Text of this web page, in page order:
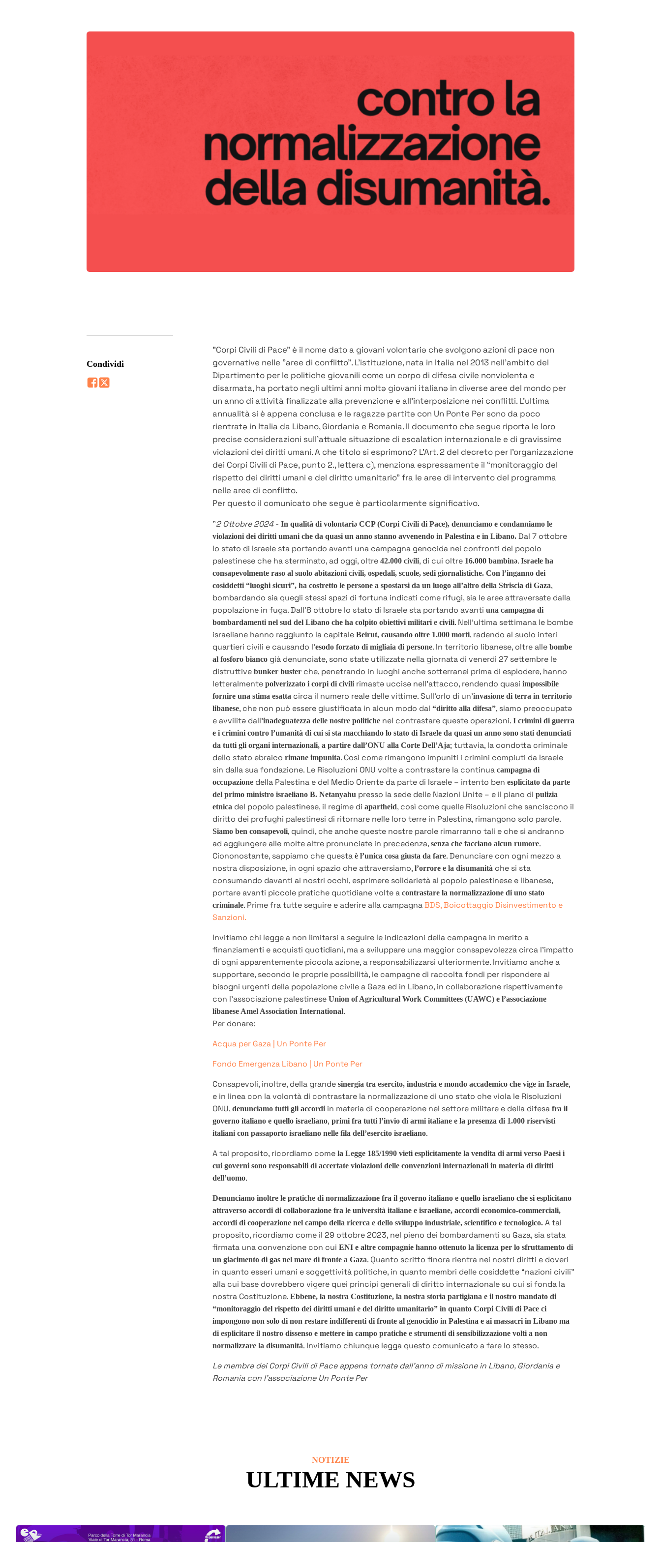
Condividi
"Corpi Civili di Pace" è il nome dato a giovani volontariə che svolgono azioni di pace non
governative nelle "aree di conflitto". L'istituzione, nata in Italia nel 2013 nell'ambito del
Dipartimento per le politiche giovanili come un corpo di difesa civile nonviolenta e
disarmata, ha portato negli ultimi anni moltə giovani italianə in diverse aree del mondo per
un anno di attività finalizzate alla prevenzione e all'interposizione nei conflitti. L'ultima
annualità si è appena conclusa e lə ragazzə partitə con Un Ponte Per sono da poco
rientratə in Italia da Libano, Giordania e Romania. Il documento che segue riporta le loro
precise considerazioni sull'attuale situazione di escalation internazionale e di gravissime
violazioni dei diritti umani. A che titolo si esprimono? L’Art. 2 del decreto per l’organizzazione
dei Corpi Civili di Pace, punto 2., lettera c), menziona espressamente il “monitoraggio del
rispetto dei diritti umani e del diritto umanitario” fra le aree di intervento del programma
nelle aree di conflitto.
Per questo il comunicato che segue è particolarmente significativo.
"2 Ottobre 2024- In qualità di volontariə CCP (Corpi Civili di Pace), denunciamo e condanniamo le
violazioni dei diritti umani che da quasi un anno stanno avvenendo in Palestina e in Libano. Dal 7 ottobre
lo stato di Israele sta portando avanti una campagna genocida nei confronti del popolo
palestinese che ha sterminato, ad oggi, oltre 42.000 civili, di cui oltre 16.000 bambinə. Israele ha
consapevolmente raso al suolo abitazioni civili, ospedali, scuole, sedi giornalistiche. Con l’inganno dei
cosiddetti “luoghi sicuri”, ha costretto le persone a spostarsi da un luogo all’altro della Striscia di Gaza,
bombardando sia quegli stessi spazi di fortuna indicati come rifugi, sia le aree attraversate dalla
popolazione in fuga. Dall’8 ottobre lo stato di Israele sta portando avanti una campagna di
bombardamenti nel sud del Libano che ha colpito obiettivi militari e civili. Nell’ultima settimana le bombe
israeliane hanno raggiunto la capitale Beirut, causando oltre 1.000 morti, radendo al suolo interi
quartieri civili e causando l’esodo forzato di migliaia di persone. In territorio libanese, oltre alle bombe
al fosforo bianco già denunciate, sono state utilizzate nella giornata di venerdì 27 settembre le
distruttive bunker buster che, penetrando in luoghi anche sotterranei prima di esplodere, hanno
letteralmente polverizzato i corpi di civili rimastə uccisə nell’attacco, rendendo quasi impossibile
fornire una stima esatta circa il numero reale delle vittime. Sull’orlo di un’invasione di terra in territorio
libanese, che non può essere giustificata in alcun modo dal “diritto alla difesa”, siamo preoccupatə
e avvilitə dall’inadeguatezza delle nostre politiche nel contrastare queste operazioni. I crimini di guerra
e i crimini contro l’umanità di cui si sta macchiando lo stato di Israele da quasi un anno sono stati denunciati
da tutti gli organi internazionali, a partire dall’ONU alla Corte Dell’Aja; tuttavia, la condotta criminale
dello stato ebraico rimane impunita. Così come rimangono impuniti i crimini compiuti da Israele
sin dalla sua fondazione. Le Risoluzioni ONU volte a contrastare la continua campagna di
occupazione della Palestina e del Medio Oriente da parte di Israele – intento ben esplicitato da parte
del primo ministro israeliano B. Netanyahu presso la sede delle Nazioni Unite – e il piano di pulizia
etnica del popolo palestinese, il regime di apartheid, così come quelle Risoluzioni che sanciscono il
diritto dei profughi palestinesi di ritornare nelle loro terre in Palestina, rimangono solo parole.
Siamo ben consapevoli, quindi, che anche queste nostre parole rimarranno tali e che si andranno
ad aggiungere alle molte altre pronunciate in precedenza, senza che facciano alcun rumore.
Ciononostante, sappiamo che questa è l’unica cosa giusta da fare. Denunciare con ogni mezzo a
nostra disposizione, in ogni spazio che attraversiamo, l’orrore e la disumanità che si sta
consumando davanti ai nostri occhi, esprimere solidarietà al popolo palestinese e libanese,
portare avanti piccole pratiche quotidiane volte a contrastare la normalizzazione di uno stato
criminale. Prime fra tutte seguire e aderire alla campagnaBDS, Boicottaggio Disinvestimento e
Sanzioni.
Invitiamo chi legge a non limitarsi a seguire le indicazioni della campagna in merito a
finanziamenti e acquisti quotidiani, ma a sviluppare una maggior consapevolezza circa l’impatto
di ogni apparentemente piccola azione, a responsabilizzarsi ulteriormente. Invitiamo anche a
supportare, secondo le proprie possibilità, le campagne di raccolta fondi per rispondere ai
bisogni urgenti della popolazione civile a Gaza ed in Libano, in collaborazione rispettivamente
con l’associazione palestinese Union of Agricultural Work Committees (UAWC) e l’associazione
libanese Amel Association International.
Per donare:
Acqua per Gaza | Un Ponte Per
Fondo Emergenza Libano | Un Ponte Per
Consapevoli, inoltre, della grande sinergia tra esercito, industria e mondo accademico che vige in Israele,
e in linea con la volontà di contrastare la normalizzazione di uno stato che viola le Risoluzioni
ONU, denunciamo tutti gli accordi in materia di cooperazione nel settore militare e della difesa fra il
governo italiano e quello israeliano, primi fra tutti l’invio di armi italiane e la presenza di 1.000 riservisti
italiani con passaporto israeliano nelle fila dell’esercito israeliano.
A tal proposito, ricordiamo come la Legge 185/1990 vieti esplicitamente la vendita di armi verso Paesi i
cui governi sono responsabili di accertate violazioni delle convenzioni internazionali in materia di diritti
dell’uomo.
Denunciamo inoltre le pratiche di normalizzazione fra il governo italiano e quello israeliano che si esplicitano
attraverso accordi di collaborazione fra le università italiane e israeliane, accordi economico-commerciali,
accordi di cooperazione nel campo della ricerca e dello sviluppo industriale, scientifico e tecnologico. A tal
proposito, ricordiamo come il 29 ottobre 2023, nel pieno dei bombardamenti su Gaza, sia stata
firmata una convenzione con cui ENI e altre compagnie hanno ottenuto la licenza per lo sfruttamento di
un giacimento di gas nel mare di fronte a Gaza. Quanto scritto finora rientra nei nostri diritti e doveri
in quanto esseri umani e soggettività politiche, in quanto membri delle cosiddette “nazioni civili”
alla cui base dovrebbero vigere quei principi generali di diritto internazionale su cui si fonda la
nostra Costituzione. Ebbene, la nostra Costituzione, la nostra storia partigiana e il nostro mandato di
“monitoraggio del rispetto dei diritti umani e del diritto umanitario” in quanto Corpi Civili di Pace ci
impongono non solo di non restare indifferenti di fronte al genocidio in Palestina e ai massacri in Libano ma
di esplicitare il nostro dissenso e mettere in campo pratiche e strumenti di sensibilizzazione volti a non
normalizzare la disumanità. Invitiamo chiunque legga questo comunicato a fare lo stesso.
Lə membrə dei Corpi Civili di Pace appena tornatə dall'anno di missione in Libano, Giordania e
Romania con l'associazione Un Ponte Per
NOTIZIE
ULTIME NEWS